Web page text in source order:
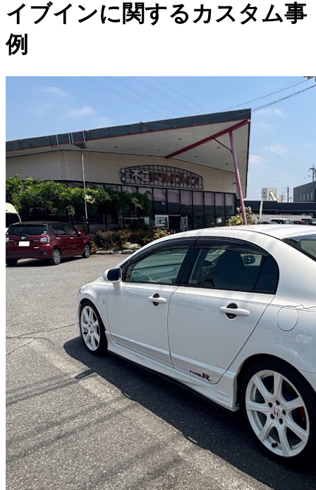
イブインに関するカスタム事
例